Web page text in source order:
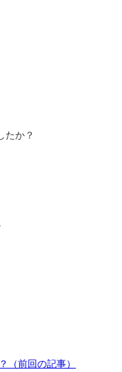
たか？
（前回の記事）